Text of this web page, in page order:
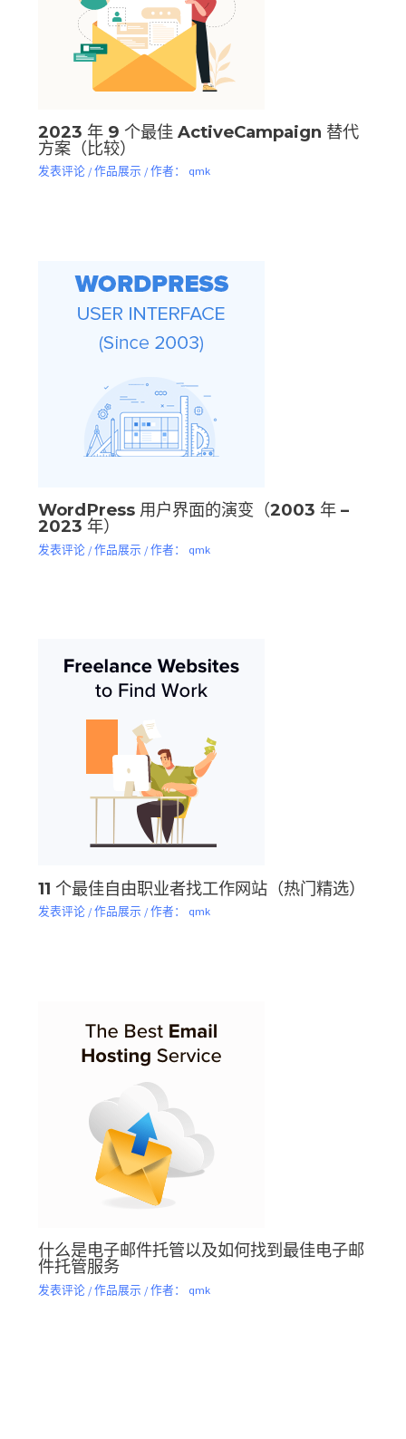
2023 年 9 个最佳 ActiveCampaign 替代
方案（比较）
发表评论 /作品展示 / 作者： qmk
WordPress 用户界面的演变（2003 年 –
2023 年）
发表评论 /作品展示 / 作者： qmk
11 个最佳自由职业者找工作网站（热门精选）
发表评论 /作品展示 / 作者： qmk
什么是电子邮件托管以及如何找到最佳电子邮
件托管服务
发表评论 /作品展示 / 作者： qmk